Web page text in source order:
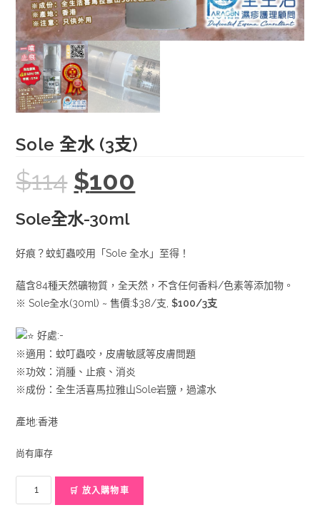
Sole 全水 (3支)
$114
Original
price
was:
$100is:
Sole全水-30ml
好痕？蚊虰蟲咬用「Sole 全水」至得！
蘊含84種天然礦物質，全天然，不含任何香料/色素等添加物。
※ Sole全水(30ml) ~ 售價:$38/支,$100/3支
好處:-
※適用：蚊叮蟲咬，皮膚敏感等皮膚問題
※功效：消腫、止痕、消炎
※成份：全生活喜馬拉雅山Sole岩鹽，過濾水
產地:香港
尚有庫存
全
🛒 放入購物車